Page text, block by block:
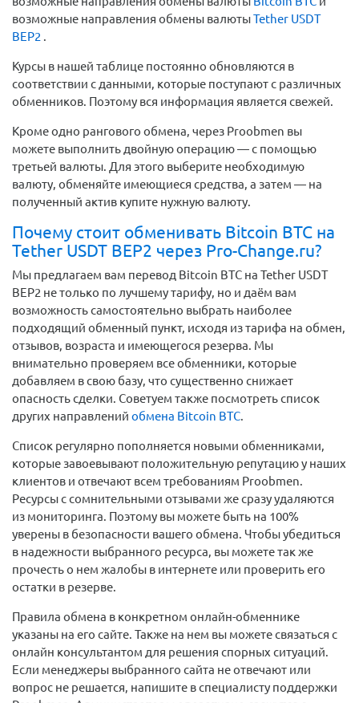
возможные направления обмены валютыTether USDT
BEP2 .
Курсы в нашей таблице постоянно обновляются в
соответствии с данными, которые поступают с различных
обменников. Поэтому вся информация является свежей.
Кроме одно рангового обмена, через Proobmen вы
можете выполнить двойную операцию — с помощью
третьей валюты. Для этого выберите необходимую
валюту, обменяйте имеющиеся средства, а затем — на
полученный актив купите нужную валюту.
Почему стоит обменивать Bitcoin BTC на
Tether USDT BEP2 через Pro-Change.ru?
Мы предлагаем вам перевод Bitcoin BTC на Tether USDT
BEP2 не только по лучшему тарифу, но и даём вам
возможность самостоятельно выбрать наиболее
подходящий обменный пункт, исходя из тарифа на обмен,
отзывов, возраста и имеющегося резерва. Мы
внимательно проверяем все обменники, которые
добавляем в свою базу, что существенно снижает
опасность сделки. Советуем также посмотреть список
других направлений обмена Bitcoin BTC.
Список регулярно пополняется новыми обменниками,
которые завоевывают положительную репутацию у наших
клиентов и отвечают всем требованиям Proobmen.
Ресурсы с сомнительными отзывами же сразу удаляются
из мониторинга. Поэтому вы можете быть на 100%
уверены в безопасности вашего обмена. Чтобы убедиться
в надежности выбранного ресурса, вы можете так же
прочесть о нем жалобы в интернете или проверить его
остатки в резерве.
Правила обмена в конкретном онлайн-обменнике
указаны на его сайте. Также на нем вы можете связаться с
онлайн консультантом для решения спорных ситуаций.
Если менеджеры выбранного сайта не отвечают или
вопрос не решается, напишите в специалисту поддержки